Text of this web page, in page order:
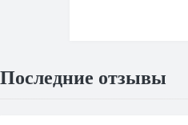
Последние отзывы